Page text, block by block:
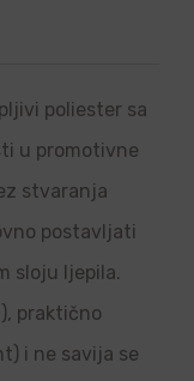
poliester sa
u promotivne
stvaranja
postavljati
sloju ljepila.
praktično
i ne savija se